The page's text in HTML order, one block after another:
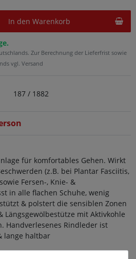
In den Warenkorb
Zur Berechnung der Lieferfrist sowie
vgl. Versand
187 / 1882
für komfortables Gehen. Wirkt
(z.B. bei Plantar Fasciitis,
Fersen-, Knie- &
in alle flachen Schuhe, wenig
& polstert die sensiblen Zonen
Längsgewölbestütze mit Aktivkohle
Handverlesenes Rindleder ist
lange haltbar